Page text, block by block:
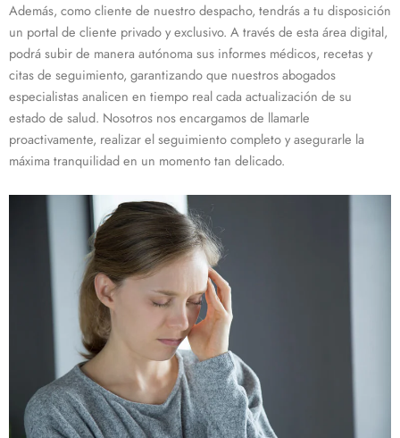
Además, como cliente de nuestro despacho, tendrás a tu disposición
un portal de cliente privado y exclusivo. A través de esta área digital,
podrá subir de manera autónoma sus informes médicos, recetas y
citas de seguimiento, garantizando que nuestros abogados
especialistas analicen en tiempo real cada actualización de su
estado de salud. Nosotros nos encargamos de llamarle
proactivamente, realizar el seguimiento completo y asegurarle la
máxima tranquilidad en un momento tan delicado.